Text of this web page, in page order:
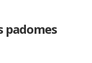
padomes